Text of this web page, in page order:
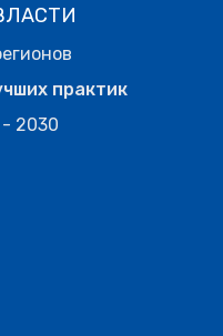
практик
- 2030